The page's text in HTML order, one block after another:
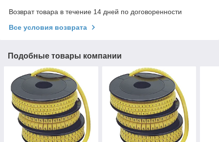
Возврат товара в течение 14 дней по договоренности
Все условия возврата
Подобные товары компании